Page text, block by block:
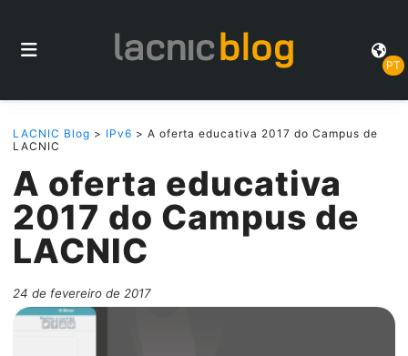
PT
LACNIC Blog > IPv6 > A oferta educativa 2017 do Campus de
LACNIC
A oferta educativa
2017 do Campus de
LACNIC
24 de fevereiro de 2017